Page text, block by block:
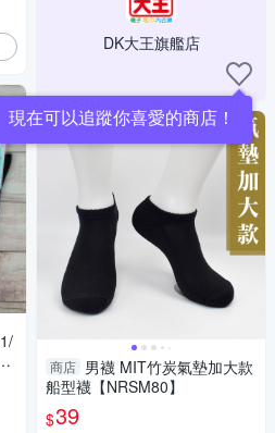
DK大王旗艦店
現在可以追蹤你喜愛的商店！
商店 男襪 MIT竹炭氣墊加大款
船型襪【NRSM80】
$39